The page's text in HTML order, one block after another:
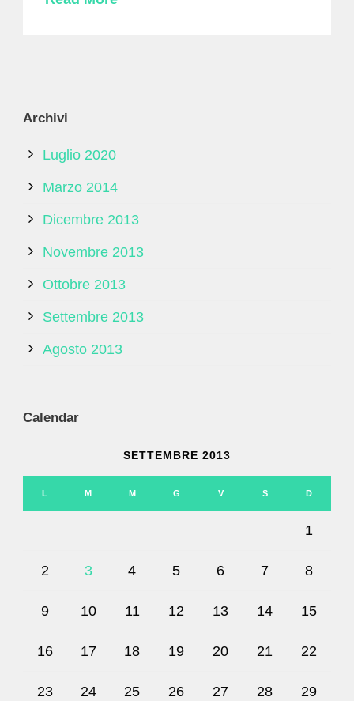
Archivi
Luglio 2020
Marzo 2014
Dicembre 2013
Novembre 2013
Ottobre 2013
Settembre 2013
Agosto 2013
Calendar
SETTEMBRE 2013
L M M G V S D
1
2 3 4 5 6 7 8
9 10 11 12 13 14 15
16 17 18 19 20 21 22
23 24 25 26 27 28 29